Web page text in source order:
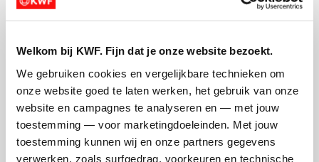
Welkom bij KWF. Fijn dat je onze website bezoekt.
We gebruiken cookies en vergelijkbare technieken om
onze website goed te laten werken, het gebruik van onze
website en campagnes te analyseren en — met jouw
toestemming — voor marketingdoeleinden. Met jouw
toestemming kunnen wij en onze partners gegevens
verwerken, zoals surfgedrag, voorkeuren en technische